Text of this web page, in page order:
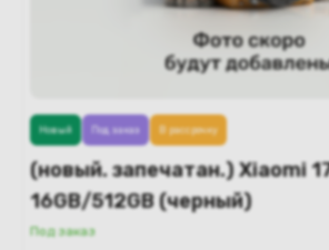
(новый. запечатан.) Xiaomi
16GB/512GB (черный)
Под заказ
Новый Под заказ В рассрочку